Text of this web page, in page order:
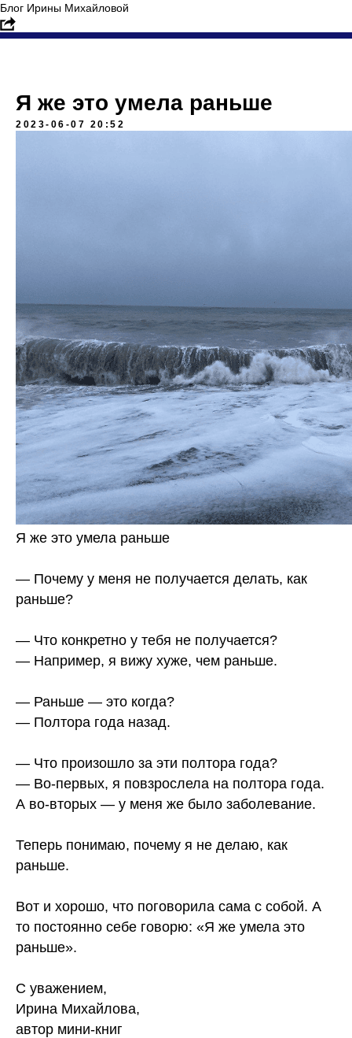
Блог Ирины Михайловой
Я же это умела раньше
2023-06-07 20:52
Я же это умела раньше
— Почему у меня не получается делать, как
раньше?
— Что конкретно у тебя не получается?
— Например, я вижу хуже, чем раньше.
— Раньше — это когда?
— Полтора года назад.
— Что произошло за эти полтора года?
— Во-первых, я повзрослела на полтора года.
А во-вторых — у меня же было заболевание.
Теперь понимаю, почему я не делаю, как
раньше.
Вот и хорошо, что поговорила сама с собой. А
то постоянно себе говорю: «Я же умела это
раньше».
С уважением,
Ирина Михайлова,
автор мини-книг